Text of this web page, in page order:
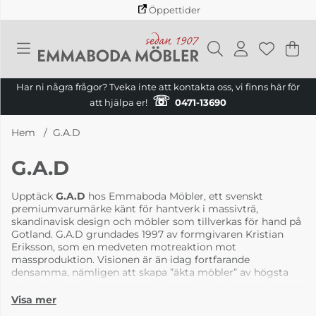
Öppettider
.
Har ni några frågor? Tveka inte att kontakta oss, vi finns här för
att hjälpa er! ☏ 0471-13690
Hem G.A.D
G.A.D
Upptäck G.A.D hos Emmaboda Möbler, ett svenskt
premiumvarumärke känt för hantverk i massivträ,
skandinavisk design och möbler som tillverkas för hand på
Gotland. G.A.D grundades 1997 av formgivaren Kristian
Eriksson, som en medveten motreaktion mot
massproduktion. Visionen är än idag fortfarande
densamma, nämligen att skapa ”äkta möbler” av högsta
All tillverkning sker i Sverige, främst i snickeriet i Hemse på